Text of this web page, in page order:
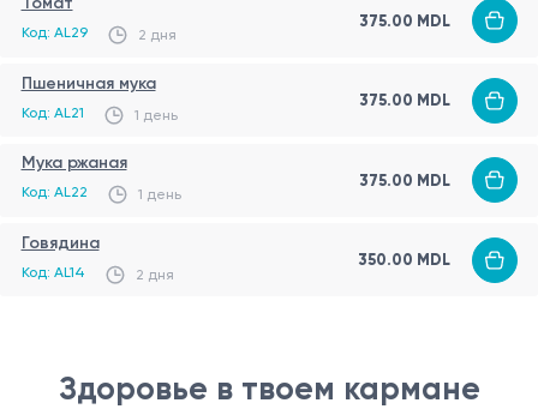
• подозрение на аллергию к ракообразным
Для исследования проводится забор венозной крови.
определения уровня специфических IgE-антител к
аллергенам краба. Процедура занимает несколько
минут и проводится медицинским специалистом.
Код: AL29 2 дня
375.00 MDL
Пшеничная мука
Код: AL21 1 день
375.00 MDL
Мука ржаная
Код: AL22 1 день
375.00 MDL
Говядина
Код: AL14 2 дня
350.00 MDL
Здоровье в твоем кармане